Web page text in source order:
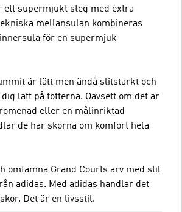
ett supermjukt steg med extra
mellansulan kombineras
för en supermjuk
är lätt men ändå slitstarkt och
lätt på fötterna. Oavsett om det är
eller en målinriktad
de här skorna om komfort hela
omfamna Grand Courts arv med stil
adidas. Med adidas handlar det
Det är en livsstil.